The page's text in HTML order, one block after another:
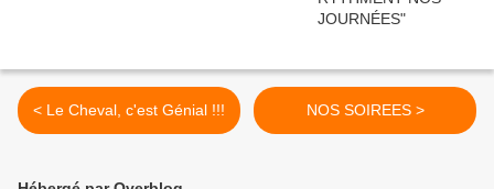
< Le Cheval, c'est Génial !!! NOS SOIREES >